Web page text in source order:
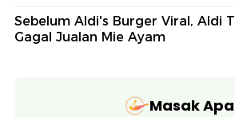
Sebelum Aldi's Burger Viral, Aldi
Gagal Jualan Mie Ayam
Masak Apa